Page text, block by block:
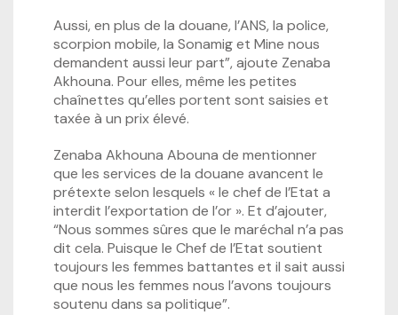
Aussi, en plus de la douane, l’ANS, la police,
scorpion mobile, la Sonamig et Mine nous
demandent aussi leur part”, ajoute Zenaba
Akhouna. Pour elles, même les petites
chaînettes qu’elles portent sont saisies et
taxée à un prix élevé.
Zenaba Akhouna Abouna de mentionner
que les services de la douane avancent le
prétexte selon lesquels « le chef de l’Etat a
interdit l’exportation de l’or ». Et d’ajouter,
“Nous sommes sûres que le maréchal n’a pas
dit cela. Puisque le Chef de l’Etat soutient
toujours les femmes battantes et il sait aussi
que nous les femmes nous l’avons toujours
soutenu dans sa politique”.